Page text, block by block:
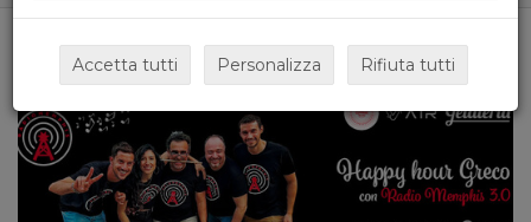
Accetta tutti Personalizza Rifiuta tutti